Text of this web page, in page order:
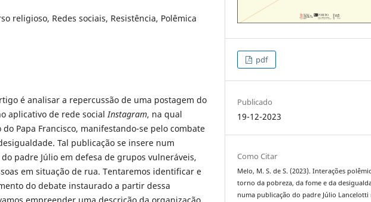
religioso, Redes sociais, Resistência, Polêmica
é analisar a repercussão de uma postagem do
aplicativo de rede socialInstagram, na qual
Papa Francisco, manifestando-se pelo combate
Tal publicação se insere num
padre Júlio em defesa de grupos vulneráveis,
em situação de rua. Tentaremos identificar e
do debate instaurado a partir dessa
pdf
Publicado
19-12-2023
Como Citar
Melo, M. S. de S. (2023). Interações
torno da pobreza, da fome e da
numa publicação do padre Júlio Lancelotti